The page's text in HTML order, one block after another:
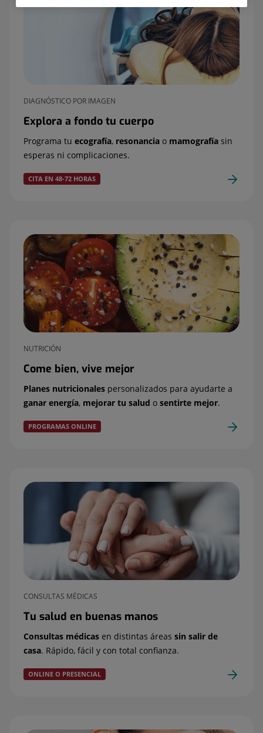
DIAGNÓSTICO POR IMAGEN
Explora a fondo tu cuerpo
Programa tu ecografía, resonancia o mamografía sin
esperas ni complicaciones.
CITA EN 48-72 HORAS
NUTRICIÓN
Come bien, vive mejor
Planes nutricionales personalizados para ayudarte a
ganar energía, mejorar tu salud o sentirte mejor.
PROGRAMAS ONLINE
CONSULTAS MÉDICAS
Tu salud en buenas manos
Consultas médicas en distintas áreas sin salir de
casa. Rápido, fácil y con total confianza.
ONLINE O PRESENCIAL